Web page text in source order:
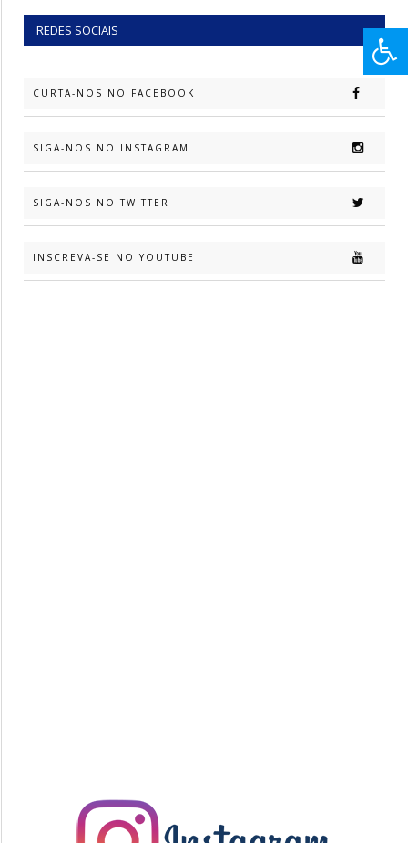
REDES SOCIAIS
CURTA-NOS NO FACEBOOK
SIGA-NOS NO INSTAGRAM
SIGA-NOS NO TWITTER
INSCREVA-SE NO YOUTUBE